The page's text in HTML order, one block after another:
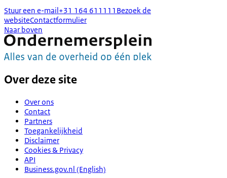
Stuur een e-mail+31 164 611111 Bezoek de
websiteContactformulier
Naar boven
Over deze site
Over ons
Contact
Partners
Toegankelijkheid
Disclaimer
Cookies & Privacy
API
Business.gov.nl (English)